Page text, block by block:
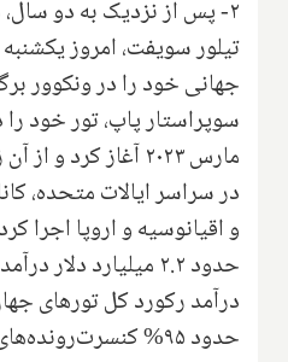
۲- پس از نزدیک به دو
تیلور سویفت، امروز
جهانی خود را در ونکوور
سوپراستار پاپ، تور خود را
در سراسر ایالات متحده،
و اقیانوسیه و اروپا اجرا
حدود ۲.۲ میلیارد
درآمد رکورد کل تورهای
حدود ۹۵% کنسرت‌رونده‌های این تور زن بوده‌اند.